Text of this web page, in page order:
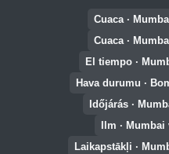
Cuaca ·
Cuaca ·
El tiempo ·
Hava durumu ·
Időjárás ·
Ilm ·
Laikapstākļi ·